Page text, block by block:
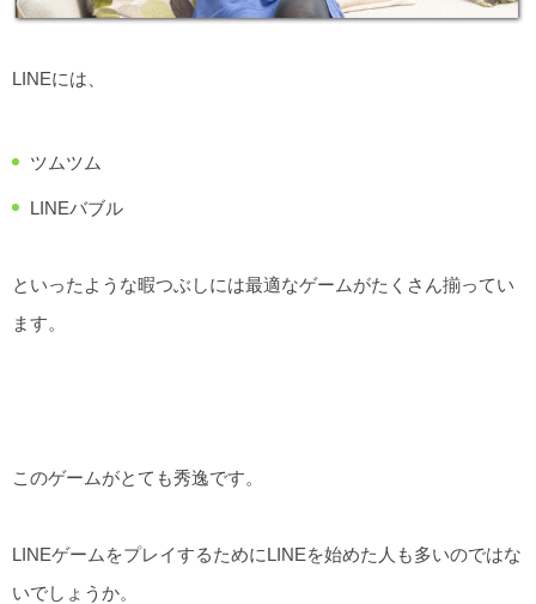
LINEには、
ツムツム
LINEバブル
といったような暇つぶしには最適なゲームがたくさん揃ってい
ます。
このゲームがとても秀逸です。
LINEゲームをプレイするためにLINEを始めた人も多いのではな
いでしょうか。